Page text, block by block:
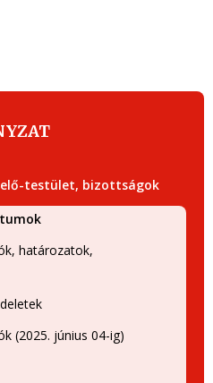
testület, bizottságok
határozatok,
(2025. június 04-ig)